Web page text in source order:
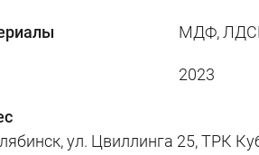
МДФ,
2023
ул. Цвиллинга 25, ТРК